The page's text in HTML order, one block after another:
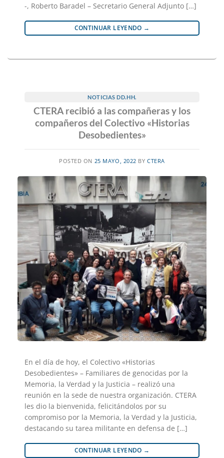
-, Roberto Baradel – Secretario General Adjunto […]
CONTINUAR LEYENDO →
NOTICIAS DD.HH.
CTERA recibió a las compañeras y los
compañeros del Colectivo «Historias
Desobedientes»
POSTED ON 25 MAYO, 2022 BYCTERA
En el día de hoy, el Colectivo «Historias
Desobedientes» – Familiares de genocidas por la
Memoria, la Verdad y la Justicia – realizó una
reunión en la sede de nuestra organización. CTERA
les dio la bienvenida, felicitándolos por su
compromiso por la Memoria, la Verdad y la Justicia,
destacando su tarea militante en defensa de […]
CONTINUAR LEYENDO →